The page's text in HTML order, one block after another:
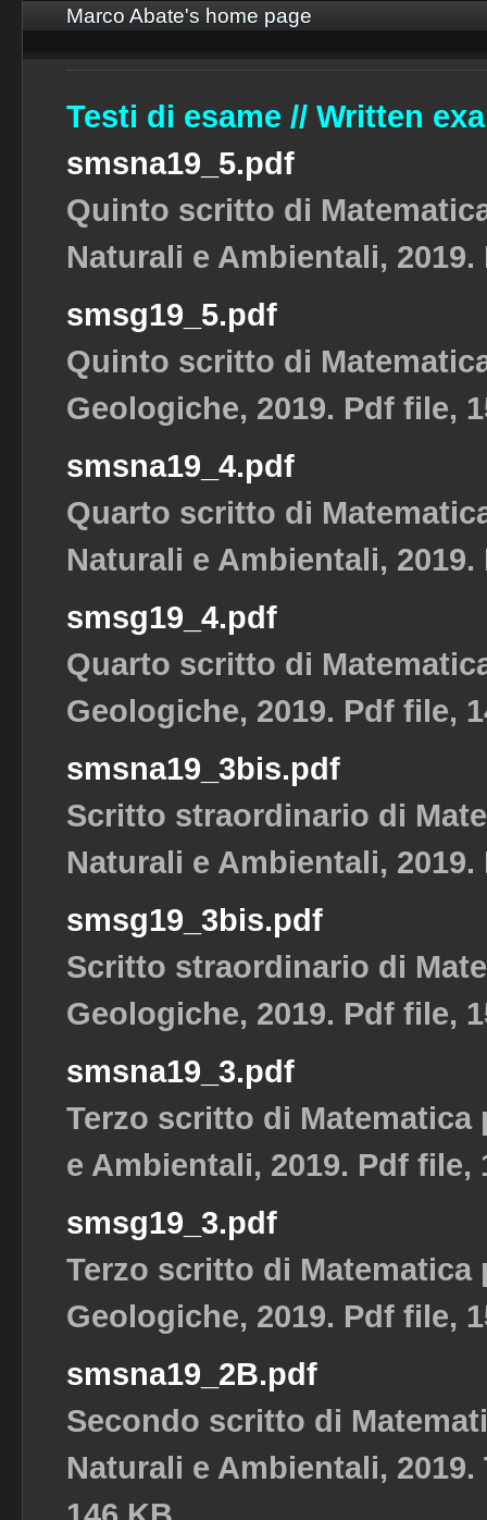
Marco Abate's home page
Testi di esame // Written
smsna19_5.pdf
Quinto scritto di
Naturali e Ambientali,
smsg19_5.pdf
Quinto scritto di
Geologiche, 2019. Pdf file,
smsna19_4.pdf
Quarto scritto di
Naturali e Ambientali,
smsg19_4.pdf
Quarto scritto di
Geologiche, 2019. Pdf file,
smsna19_3bis.pdf
Scritto straordinario di
Naturali e Ambientali,
smsg19_3bis.pdf
Scritto straordinario di
Geologiche, 2019. Pdf file,
smsna19_3.pdf
Terzo scritto di Matematica
e Ambientali, 2019. Pdf file,
smsg19_3.pdf
Terzo scritto di Matematica
Geologiche, 2019. Pdf file,
smsna19_2B.pdf
Secondo scritto di
Naturali e Ambientali,